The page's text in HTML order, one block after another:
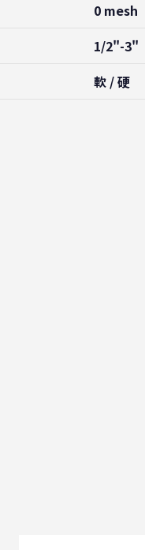
0 mesh
1/2"-3"
軟 / 硬